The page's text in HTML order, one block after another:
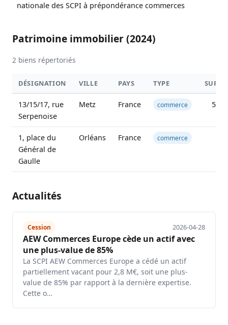
nationale des SCPI à prépondérance commerces
Patrimoine immobilier (2024)
2 biens répertoriés
DÉSIGNATION VILLE PAYS TYPE
13/15/17, rue
Serpenoise
Metz France commerce 530
1, place du
Général de
Gaulle
Orléans France commerce
Actualités
Cession 2026-04-28
AEW Commerces Europe cède un actif avec
une plus-value de 85%
La SCPI AEW Commerces Europe a cédé un actif
partiellement vacant pour 2,8 M€, soit une plus-
value de 85% par rapport à la dernière expertise.
Cette o…